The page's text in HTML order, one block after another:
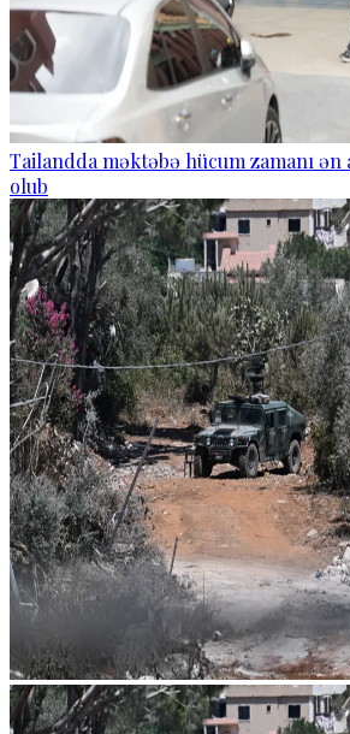
Tailandda məktəbə hücum zamanı ən
olub